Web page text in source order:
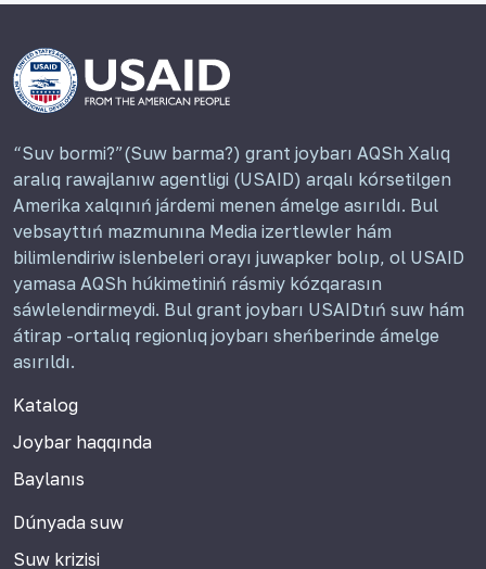
“Suv bormi?”(Suw barma?) grant joybarı AQSh Xalıq
aralıq rawajlanıw agentligi (USAID) arqalı kórsetilgen
Amerika xalqınıń járdemi menen ámelge asırıldı. Bul
vebsayttıń mazmunına Media izertlewler hám
bilimlendiriw islenbeleri orayı juwapker bolıp, ol USAID
yamasa AQSh húkimetiniń rásmiy kózqarasın
sáwlelendirmeydi. Bul grant joybarı USAIDtıń suw hám
átirap -ortalıq regionlıq joybarı sheńberinde ámelge
asırıldı.
Katalog
Joybar haqqında
Baylanıs
Dúnyada suw
Suw krizisi